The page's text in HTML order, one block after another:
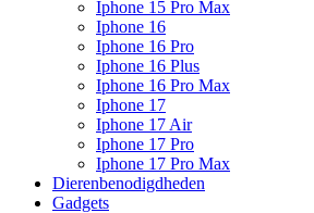
Iphone 15 Pro Max
Iphone 16
Iphone 16 Pro
Iphone 16 Plus
Iphone 16 Pro Max
Iphone 17
Iphone 17 Air
Iphone 17 Pro
Iphone 17 Pro Max
Dierenbenodigdheden
Gadgets